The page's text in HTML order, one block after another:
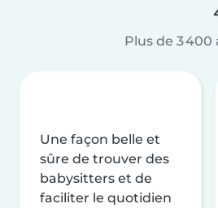
Plus de 3 400
Une façon belle et
sûre de trouver des
babysitters et de
faciliter le quotidien